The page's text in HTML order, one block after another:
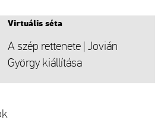
Vir­tu­á­lis séta
A szép ret­te­ne­te | Jo­vi­án
György ki­ál­lí­tá­sa